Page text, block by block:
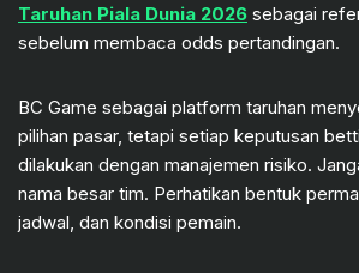
Taruhan Piala Dunia 2026 sebagai
sebelum membaca odds pertandingan.
BC Game sebagai platform taruhan
pilihan pasar, tetapi setiap keputusan
dilakukan dengan manajemen risiko.
nama besar tim. Perhatikan bentuk
jadwal, dan kondisi pemain.